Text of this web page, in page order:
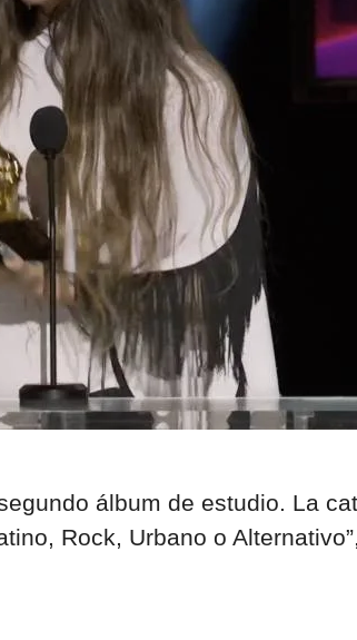
álbum de estudio. La
Rock, Urbano o